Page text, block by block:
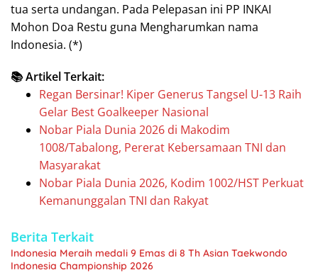
tua serta undangan. Pada Pelepasan ini PP INKAI
Mohon Doa Restu guna Mengharumkan nama
Indonesia. (*)
📚 Artikel Terkait:
Regan Bersinar! Kiper Generus Tangsel U-13 Raih
Gelar Best Goalkeeper Nasional
Nobar Piala Dunia 2026 di Makodim
1008/Tabalong, Pererat Kebersamaan TNI dan
Masyarakat
Nobar Piala Dunia 2026, Kodim 1002/HST Perkuat
Kemanunggalan TNI dan Rakyat
Berita Terkait
Indonesia Meraih medali 9 Emas di 8 Th Asian Taekwondo
Indonesia Championship 2026